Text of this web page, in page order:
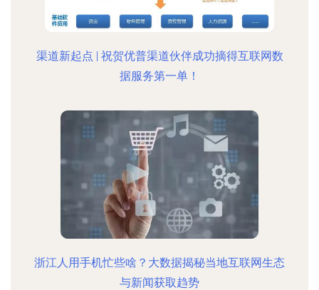
渠道新起点 | 祝贺优普渠道伙伴成功摘得互联网数
据服务第一单！
浙江人用手机忙些啥？大数据揭秘当地互联网生态
与新闻获取趋势